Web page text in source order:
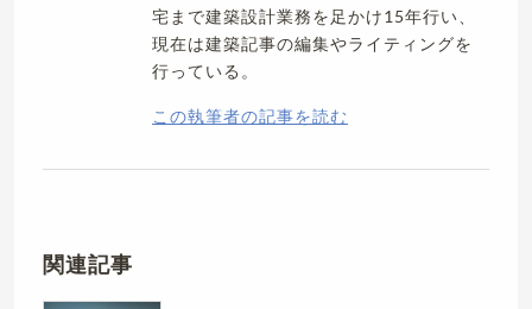
宅まで建築設計業務を足かけ15年行い、
現在は建築記事の編集やライティングを
行っている。
この執筆者の記事を読む
関連記事